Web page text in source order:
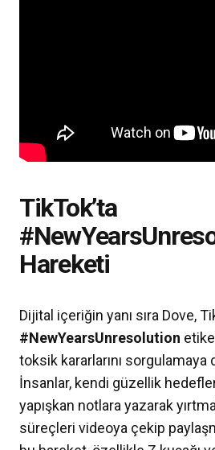
TikTok’ta
Hareketi
Dijital içeriğin yanı sıra Dove,
#NewYearsUnresolution
toksik kararlarını sorgulamaya
İnsanlar, kendi güzellik
yapışkan notlara yazarak
süreçleri videoya çekip